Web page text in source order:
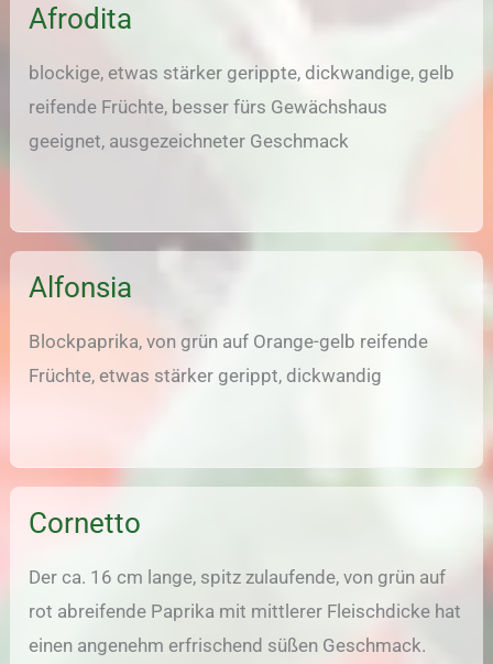
Afrodita
blockige, etwas stärker gerippte, dickwandige, gelb
reifende Früchte, besser fürs Gewächshaus
geeignet, ausgezeichneter Geschmack
Alfonsia
Blockpaprika, von grün auf Orange-gelb reifende
Früchte, etwas stärker gerippt, dickwandig
Cornetto
Der ca. 16 cm lange, spitz zulaufende, von grün auf
rot abreifende Paprika mit mittlerer Fleischdicke hat
einen angenehm erfrischend süßen Geschmack.